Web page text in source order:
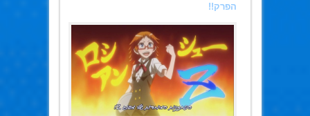
הפרק!!